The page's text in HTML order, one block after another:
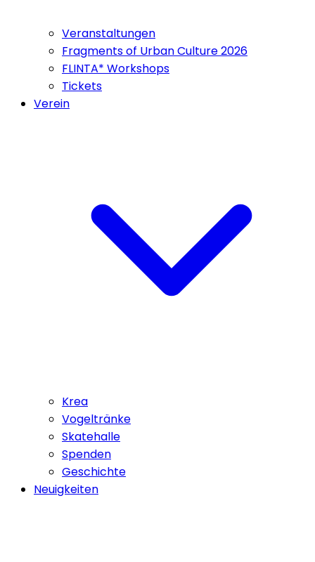
Veranstaltungen
Fragments of Urban Culture 2026
FLINTA* Workshops
Tickets
Verein
Krea
Vogeltränke
Skatehalle
Spenden
Geschichte
Neuigkeiten